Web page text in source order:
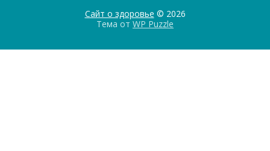
Сайт о здоровье © 2026
Тема от WP Puzzle